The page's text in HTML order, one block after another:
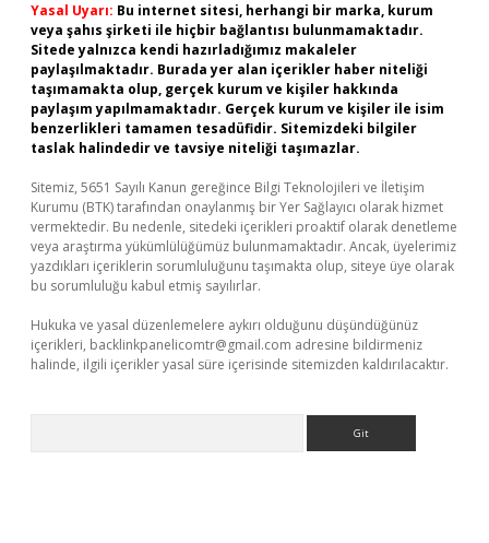
Yasal Uyarı: Bu internet sitesi, herhangi bir marka, kurum
veya şahıs şirketi ile hiçbir bağlantısı bulunmamaktadır.
Sitede yalnızca kendi hazırladığımız makaleler
paylaşılmaktadır. Burada yer alan içerikler haber niteliği
taşımamakta olup, gerçek kurum ve kişiler hakkında
paylaşım yapılmamaktadır. Gerçek kurum ve kişiler ile isim
benzerlikleri tamamen tesadüfidir. Sitemizdeki bilgiler
taslak halindedir ve tavsiye niteliği taşımazlar.
Sitemiz, 5651 Sayılı Kanun gereğince Bilgi Teknolojileri ve İletişim
Kurumu (BTK) tarafından onaylanmış bir Yer Sağlayıcı olarak hizmet
vermektedir. Bu nedenle, sitedeki içerikleri proaktif olarak denetleme
veya araştırma yükümlülüğümüz bulunmamaktadır. Ancak, üyelerimiz
yazdıkları içeriklerin sorumluluğunu taşımakta olup, siteye üye olarak
bu sorumluluğu kabul etmiş sayılırlar.
Hukuka ve yasal düzenlemelere aykırı olduğunu düşündüğünüz
içerikleri, backlinkpanelicomtr@gmail.com adresine bildirmeniz
halinde, ilgili içerikler yasal süre içerisinde sitemizden kaldırılacaktır.